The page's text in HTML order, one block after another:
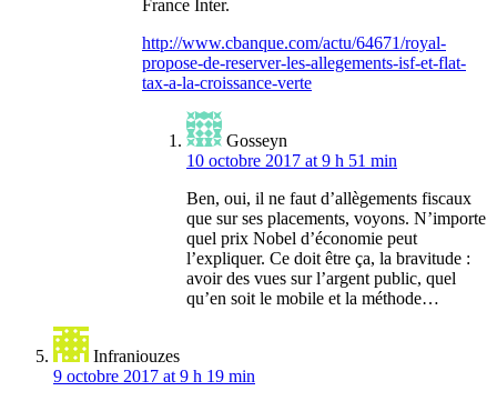
France Inter.
http://www.cbanque.com/actu/64671/royal-
propose-de-reserver-les-allegements-isf-et-flat-
tax-a-la-croissance-verte
Gosseyn
10 octobre 2017 at 9 h 51 min
Ben, oui, il ne faut d’allègements fiscaux
que sur ses placements, voyons. N’importe
quel prix Nobel d’économie peut
l’expliquer. Ce doit être ça, la bravitude :
avoir des vues sur l’argent public, quel
qu’en soit le mobile et la méthode…
Infraniouzes
9 octobre 2017 at 9 h 19 min